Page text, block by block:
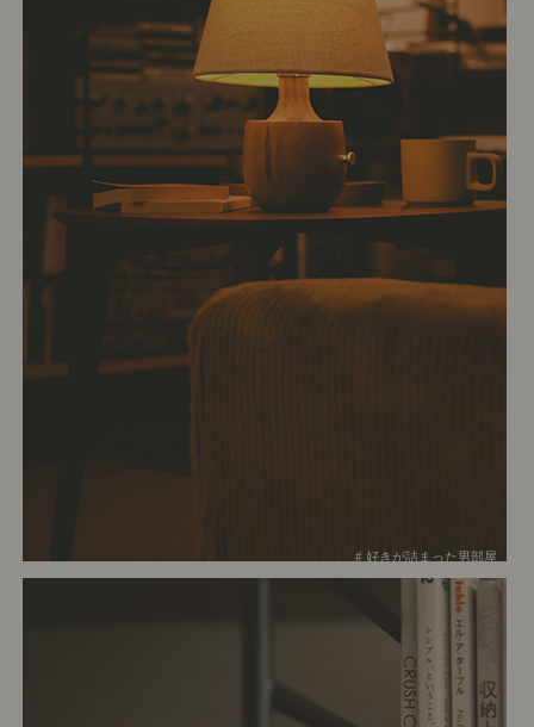
# 好きが詰まった男部屋